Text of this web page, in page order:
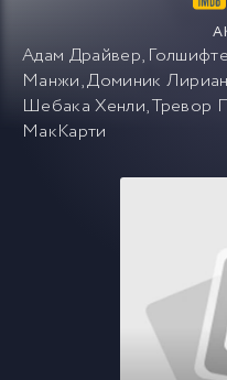
Адам Драйвер,
Манжи,Доминик
Шебака Хенли,Тревор
МакКарти